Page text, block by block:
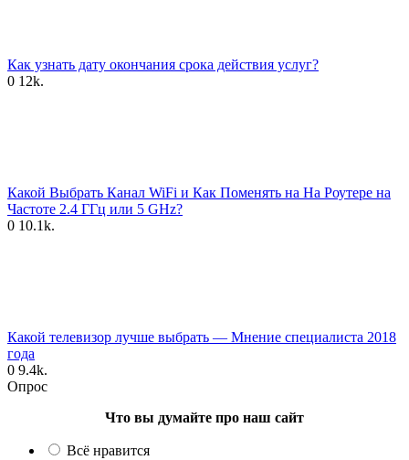
Как узнать дату окончания срока действия услуг?
0 12k.
Какой Выбрать Канал WiFi и Как Поменять на На Роутере на
Частоте 2.4 ГГц или 5 GHz?
0 10.1k.
Какой телевизор лучше выбрать — Мнение специалиста 2018
года
0 9.4k.
Опрос
Что вы думайте про наш сайт
Всё нравится